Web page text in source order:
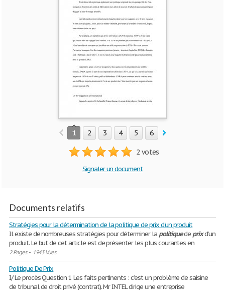
1 2 3 4 5 6 7
2 votes
Signaler un document
Documents relatifs
Stratégies pour la détermination de la politique de prix d'un produit
Il existe de nombreuses stratégies pour déterminer la politiquede prixd’un
produit. Le but de cet article est de présenter les plus courantes en
2 Pages• 1943 Vues
Politique De Prix
I/ Le procès Question 1 Les faits pertinents : c’est un problème de saisine
de tribunal de droit privé (contrat). Mr INTEL dirige une entreprise